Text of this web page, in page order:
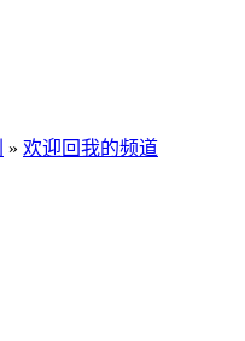
» 欢迎回我的频道